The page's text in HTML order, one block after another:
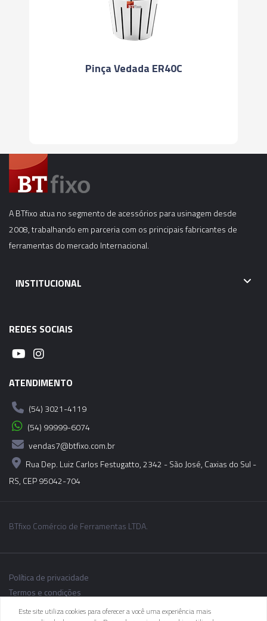
Pinça Vedada ER40C
A BTfixo atua no segmento de acessórios para usinagem desde
2008, trabalhando em parceria com os principais fabricantes de
ferramentas do mercado Internacional.
INSTITUCIONAL
REDES SOCIAIS
ATENDIMENTO
(54) 3021-4119
(54) 99999-6074
vendas7@btfixo.com.br
Rua Dep. Luiz Carlos Festugatto, 2342 - São José, Caxias do Sul -
RS, CEP 95042-704
BTfixo Comércio de Ferramentas LTDA.
Política de privacidade
Termos e condições
Este site utiliza cookies para oferecer a você uma experiência mais